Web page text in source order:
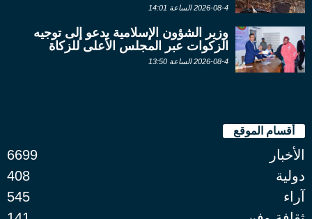
2026-08-4 الساعة 14:01
وزير الشؤون الإسلامية يدعو إلى توجيه
الزكوات عبر المجلس الأعلى للزكاة
2026-08-4 الساعة 13:50
أقسام الموقع
الأخبار
6699
دولية
408
آراء
545